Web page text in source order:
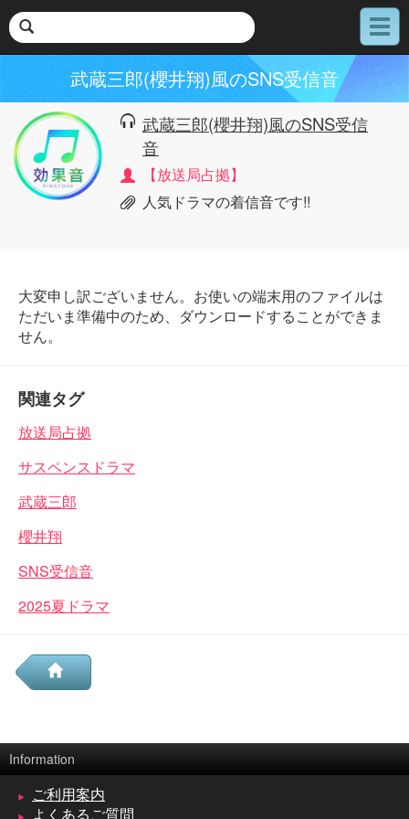
メ
ニ
武蔵三郎(櫻井翔)風のSNS受信音
武蔵三郎(櫻井翔)風のSNS受信
音
【放送局占拠】
人気ドラマの着信音です!!
大変申し訳ございません。お使いの端末用のファイルは
ただいま準備中のため、ダウンロードすることができま
せん。
関連タグ
放送局占拠
サスペンスドラマ
武蔵三郎
櫻井翔
SNS受信音
2025夏ドラマ
Information
ご利用案内
よくあるご質問